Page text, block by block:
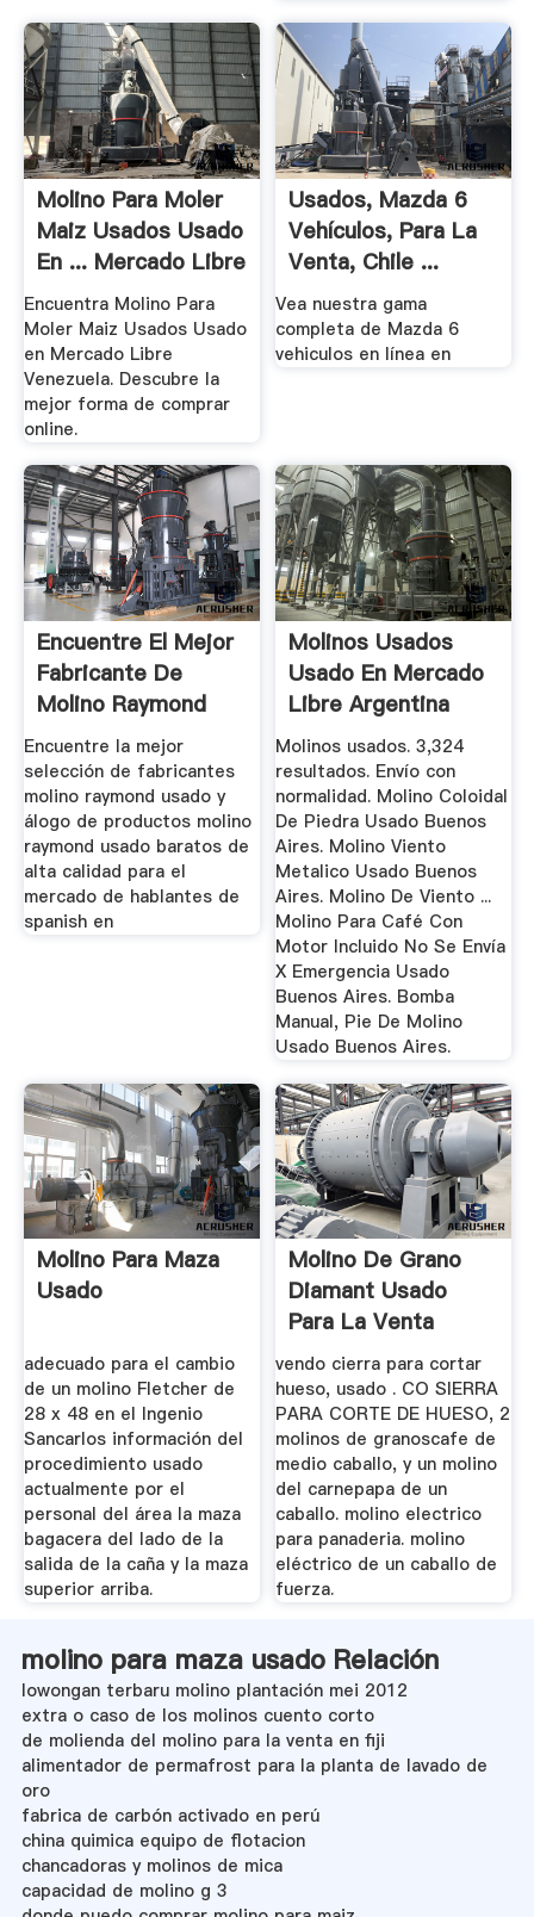
Molino Para Moler
Maiz Usados Usado
En ... Mercado Libre
Encuentra Molino Para
Moler Maiz Usados Usado
en Mercado Libre
Venezuela. Descubre la
mejor forma de comprar
online.
Usados, Mazda 6
Vehículos, Para La
Venta, Chile ...
Vea nuestra gama
completa de Mazda 6
vehiculos en línea en
Encuentre El Mejor
Fabricante De
Molino Raymond
Usado Y ...
Encuentre la mejor
selección de fabricantes
molino raymond usado y
álogo de productos molino
raymond usado baratos de
alta calidad para el
mercado de hablantes de
spanish en
Molinos Usados
Usado En Mercado
Libre Argentina
Molinos usados. 3,324
resultados. Envío con
normalidad. Molino Coloidal
De Piedra Usado Buenos
Aires. Molino Viento
Metalico Usado Buenos
Aires. Molino De Viento ...
Molino Para Café Con
Motor Incluido No Se Envía
X Emergencia Usado
Buenos Aires. Bomba
Manual, Pie De Molino
Usado Buenos Aires.
Molino Para Maza
Usado
adecuado para el cambio
de un molino Fletcher de
28 x 48 en el Ingenio
Sancarlos información del
procedimiento usado
actualmente por el
personal del área la maza
bagacera del lado de la
salida de la caña y la maza
superior arriba.
Molino De Grano
Diamant Usado
Para La Venta
vendo cierra para cortar
hueso, usado . CO SIERRA
PARA CORTE DE HUESO, 2
molinos de granoscafe de
medio caballo, y un molino
del carnepapa de un
caballo. molino electrico
para panaderia. molino
eléctrico de un caballo de
fuerza.
molino para maza usado Relación
lowongan terbaru molino plantación mei 2012
extra o caso de los molinos cuento corto
de molienda del molino para la venta en fiji
alimentador de permafrost para la planta de lavado de
oro
fabrica de carbón activado en perú
china quimica equipo de flotacion
chancadoras y molinos de mica
capacidad de molino g 3